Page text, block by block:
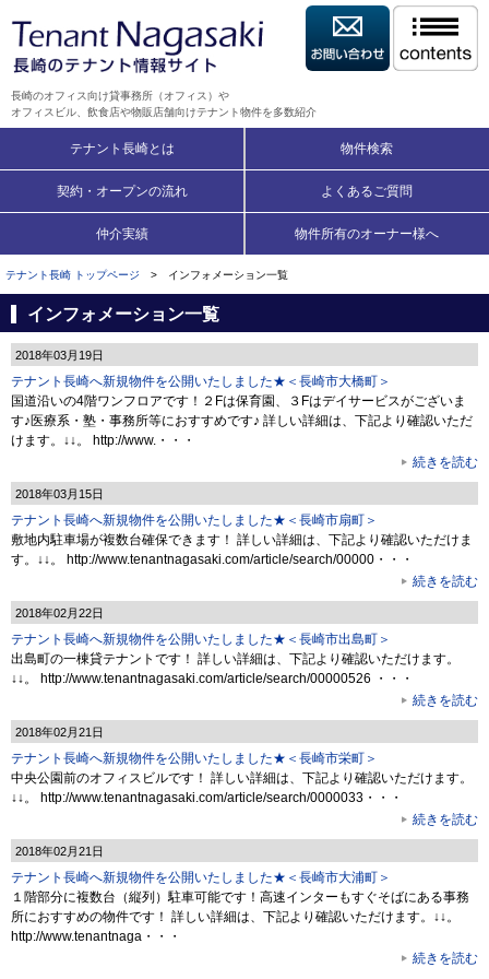
長崎のオフィス向け貸事務所（オフィス）や
オフィスビル、飲食店や物販店舗向けテナント物件を多数紹介
テナント長崎とは 物件検索
契約・オープンの流れ よくあるご質問
仲介実績 物件所有のオーナー様へ
テナント長崎 トップページ > インフォメーション一覧
インフォメーション一覧
2018年03月19日
テナント長崎へ新規物件を公開いたしました★＜長崎市大橋町＞
国道沿いの4階ワンフロアです！２Fは保育園、３Fはデイサービスがございま
す♪医療系・塾・事務所等におすすめです♪ 詳しい詳細は、下記より確認いただ
けます。↓↓。 http://www.・・・
続きを読む
2018年03月15日
テナント長崎へ新規物件を公開いたしました★＜長崎市扇町＞
敷地内駐車場が複数台確保できます！ 詳しい詳細は、下記より確認いただけま
す。↓↓。 http://www.tenantnagasaki.com/article/search/00000・・・
続きを読む
2018年02月22日
テナント長崎へ新規物件を公開いたしました★＜長崎市出島町＞
出島町の一棟貸テナントです！ 詳しい詳細は、下記より確認いただけます。
↓↓。 http://www.tenantnagasaki.com/article/search/00000526 ・・・
続きを読む
2018年02月21日
テナント長崎へ新規物件を公開いたしました★＜長崎市栄町＞
中央公園前のオフィスビルです！ 詳しい詳細は、下記より確認いただけます。
↓↓。 http://www.tenantnagasaki.com/article/search/0000033・・・
続きを読む
2018年02月21日
テナント長崎へ新規物件を公開いたしました★＜長崎市大浦町＞
１階部分に複数台（縦列）駐車可能です！高速インターもすぐそばにある事務
所におすすめの物件です！ 詳しい詳細は、下記より確認いただけます。↓↓。
http://www.tenantnaga・・・
続きを読む